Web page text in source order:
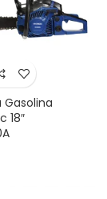
18″